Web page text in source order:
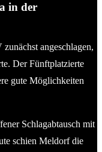
in der
angeschlagen,
Der Fünftplatzierte
gute Möglichkeiten
Schlagabtausch mit
schien Meldorf die